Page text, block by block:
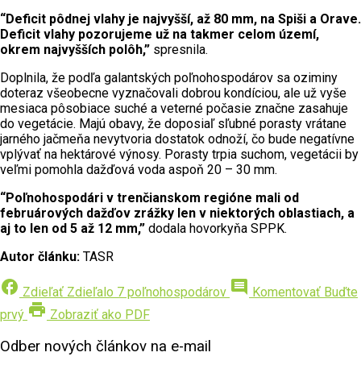
“Deficit pôdnej vlahy je najvyšší, až 80 mm, na Spiši a Orave.
Deficit vlahy pozorujeme už na takmer celom území,
okrem najvyšších polôh,” spresnila.
Doplnila, že podľa galantských poľnohospodárov sa oziminy
doteraz všeobecne vyznačovali dobrou kondíciou, ale už vyše
mesiaca pôsobiace suché a veterné počasie značne zasahuje
do vegetácie. Majú obavy, že doposiaľ sľubné porasty vrátane
jarného jačmeňa nevytvoria dostatok odnoží, čo bude negatívne
vplývať na hektárové výnosy. Porasty trpia suchom, vegetácii by
veľmi pomohla dažďová voda aspoň 20 – 30 mm.
“Poľnohospodári v trenčianskom regióne mali od
februárových dažďov zrážky len v niektorých oblastiach, a
aj to len od 5 až 12 mm,” dodala hovorkyňa SPPK.
Autor článku: TASR
facebook Zdieľať Zdieľalo 7 poľnohospodárov comment Komentovať Buďte
prvý print Zobraziť ako PDF
Odber nových článkov na e-mail